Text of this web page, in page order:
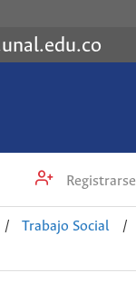
Registrarse
/ Trabajo Social /